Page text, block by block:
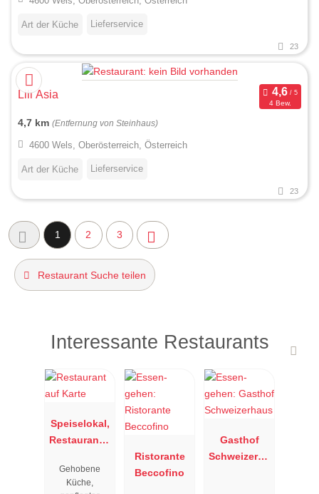
Art der Küche Lieferservice
23
Lili Asia
4 Bew.
4,7 km (Entfernung von Steinhaus)
4600 Wels, Oberösterreich, Österreich
Art der Küche Lieferservice
23
1 2 3
Restaurant Suche teilen
Interessante Restaurants
Speiselokal,
Restaurant "
"
Gehobene
Küche,
Ristorante
Beccofino
Gasthof
Schweizerha